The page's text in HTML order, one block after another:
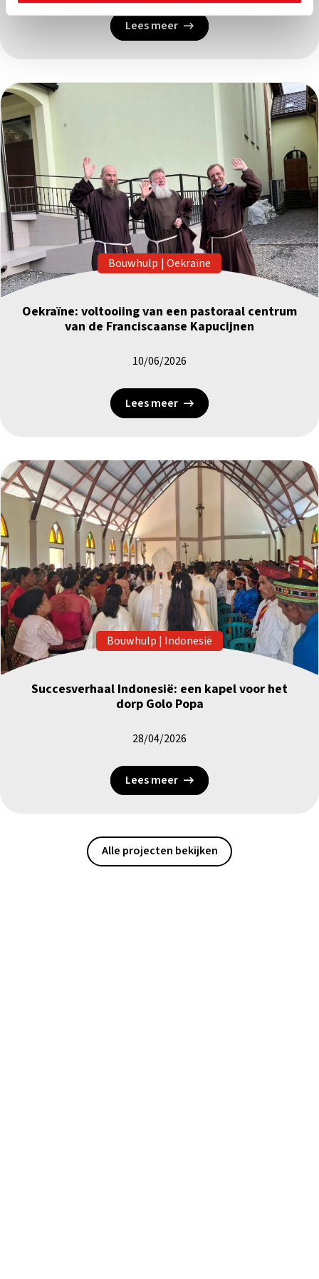
Lees meer
Bouwhulp | Oekraïne
Oekraïne: voltooiing van een pastoraal centrum
van de Franciscaanse Kapucijnen
10/06/2026
Lees meer
Bouwhulp | Indonesië
Succesverhaal Indonesië: een kapel voor het
dorp Golo Popa
28/04/2026
Lees meer
Alle projecten bekijken